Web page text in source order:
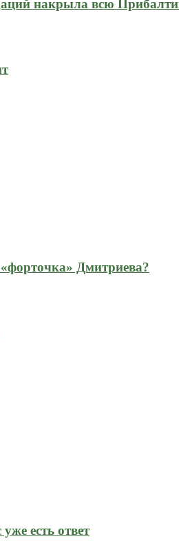
накрыла всю
Дмитриева?
есть ответ